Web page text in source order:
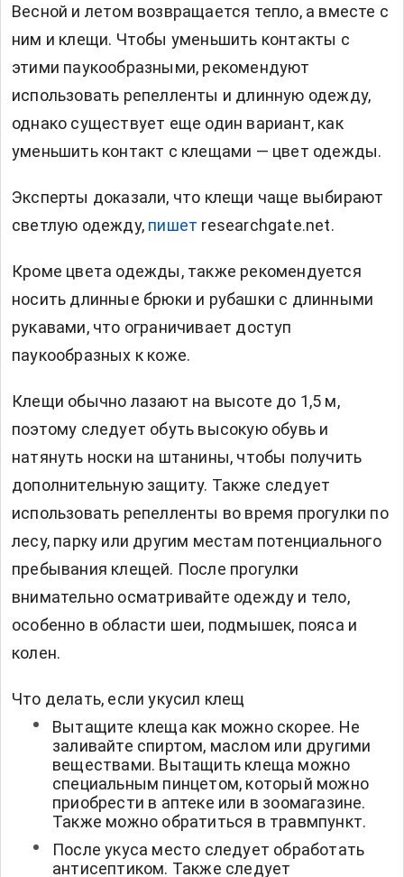
Весной и летом возвращается тепло, а вместе с
ним и клещи. Чтобы уменьшить контакты с
этими паукообразными, рекомендуют
использовать репелленты и длинную одежду,
однако существует еще один вариант, как
уменьшить контакт с клещами — цвет одежды.
Эксперты доказали, что клещи чаще выбирают
светлую одежду, пишет researchgate.net.
Кроме цвета одежды, также рекомендуется
носить длинные брюки и рубашки с длинными
рукавами, что ограничивает доступ
паукообразных к коже.
Клещи обычно лазают на высоте до 1,5 м,
поэтому следует обуть высокую обувь и
натянуть носки на штанины, чтобы получить
дополнительную защиту. Также следует
использовать репелленты во время прогулки по
лесу, парку или другим местам потенциального
пребывания клещей. После прогулки
внимательно осматривайте одежду и тело,
особенно в области шеи, подмышек, пояса и
колен.
Что делать, если укусил клещ
Вытащите клеща как можно скорее. Не
заливайте спиртом, маслом или другими
веществами. Вытащить клеща можно
специальным пинцетом, который можно
приобрести в аптеке или в зоомагазине.
Также можно обратиться в травмпункт.
После укуса место следует обработать
антисептиком. Также следует